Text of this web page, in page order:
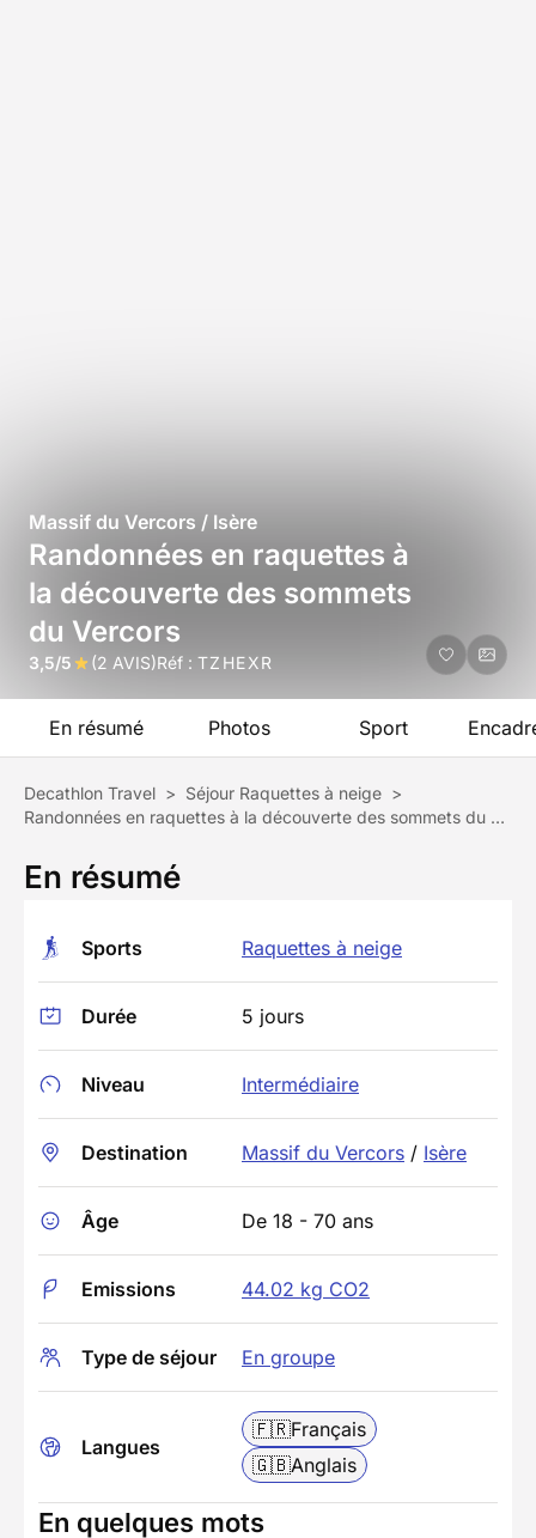
Massif du Vercors / Isère
Randonnées en raquettes à
la découverte des sommets
du Vercors
3,5/5 (2 AVIS)Réf : TZHEXR
En résumé Photos Sport
Decathlon Travel > Séjour Raquettes à neige >
Randonnées en raquettes à la découverte des sommets du Vercors
En résumé
Sports Raquettes à neige
Durée 5 jours
Niveau Intermédiaire
Destination Massif du Vercors / Isère
Âge De 18 - 70 ans
Emissions 44.02 kg CO2
Type de séjour En groupe
Langues
🇫🇷Français
🇬🇧Anglais
En quelques mots